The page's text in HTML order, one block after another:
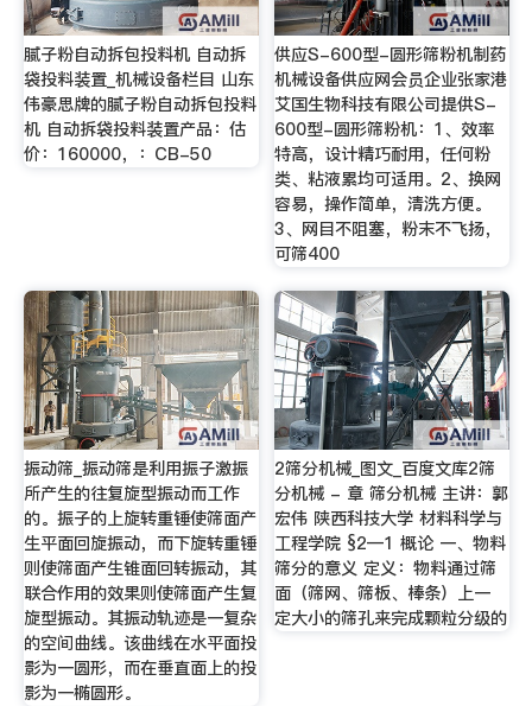
腻子粉自动拆包投料机 自动拆
袋投料装置_机械设备栏目 山东
伟豪思牌的腻子粉自动拆包投料
机 自动拆袋投料装置产品：估
价：160000，：CB-50
供应S-600型-圆形筛粉机制药
机械设备供应网会员企业张家港
艾国生物科技有限公司提供S-
600型-圆形筛粉机：1、效率
特高，设计精巧耐用，任何粉
类、粘液累均可适用。2、换网
容易，操作简单，清洗方便。
3、网目不阻塞，粉末不飞扬，
可筛400
振动筛_振动筛是利用振子激振
所产生的往复旋型振动而工作
的。振子的上旋转重锤使筛面产
生平面回旋振动，而下旋转重锤
则使筛面产生锥面回转振动，其
联合作用的效果则使筛面产生复
旋型振动。其振动轨迹是一复杂
的空间曲线。该曲线在水平面投
影为一圆形，而在垂直面上的投
影为一椭圆形。
2筛分机械_图文_百度文库2筛
分机械 - 章 筛分机械 主讲：郭
宏伟 陕西科技大学 材料科学与
工程学院 §2—1 概论 一、物料
筛分的意义 定义：物料通过筛
面（筛网、筛板、棒条）上一
定大小的筛孔来完成颗粒分级的